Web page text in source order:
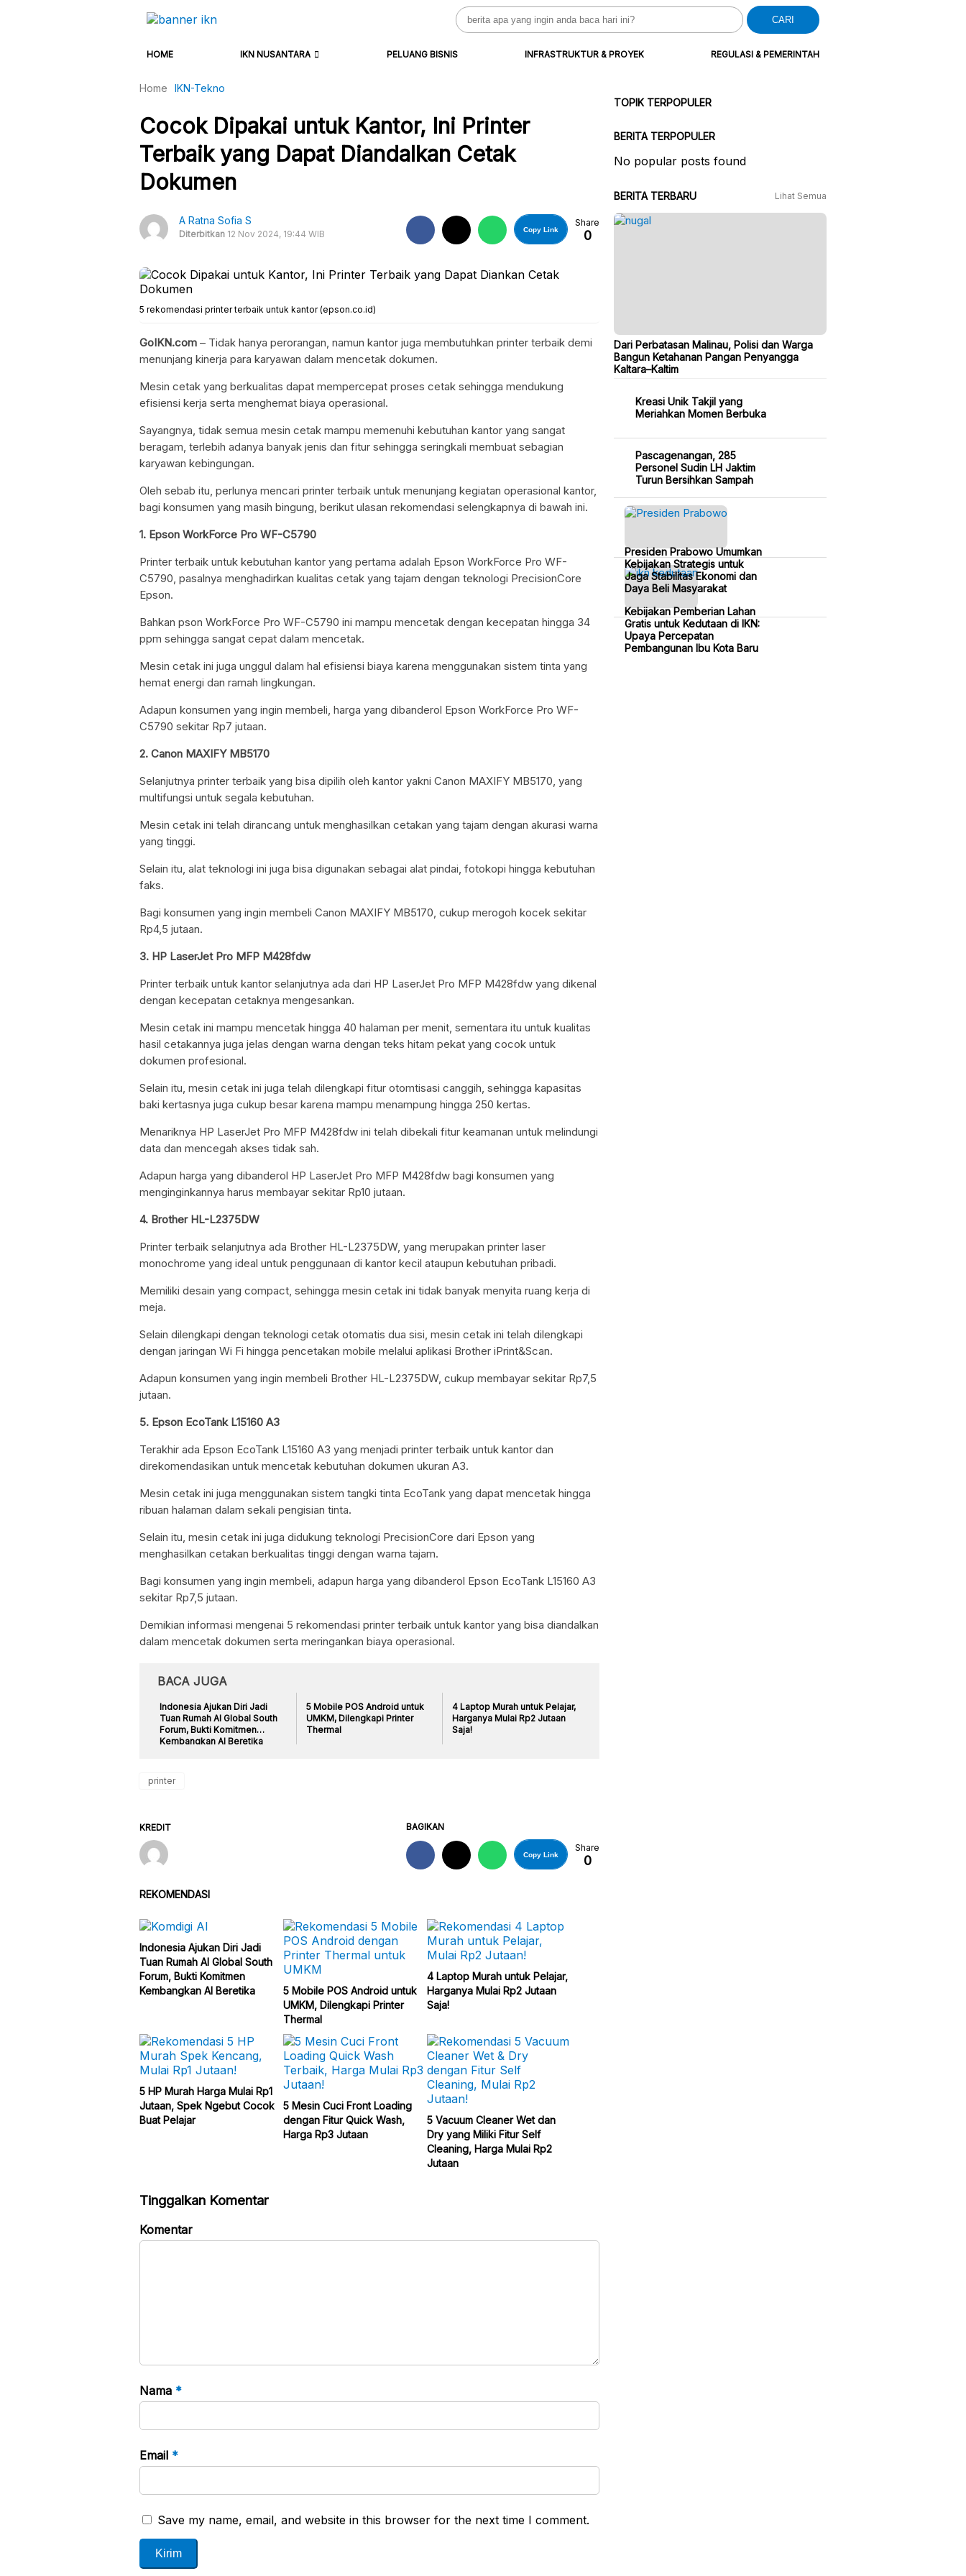
Search
for:
CARI
HOME IKN NUSANTARA PELUANG BISNIS INFRASTRUKTUR & PROYEK REGULASI & PEMERINTAH
Home IKN-Tekno
Cocok Dipakai untuk Kantor, Ini Printer
Terbaik yang Dapat Diandalkan Cetak
Dokumen
A Ratna Sofia S
Diterbitkan 12 Nov 2024, 19:44 WIB Copy Link
Share
0
5 rekomendasi printer terbaik untuk kantor (epson.co.id)
GoIKN.com – Tidak hanya perorangan, namun kantor juga membutuhkan printer terbaik demi
menunjang kinerja para karyawan dalam mencetak dokumen.
Mesin cetak yang berkualitas dapat mempercepat proses cetak sehingga mendukung
efisiensi kerja serta menghemat biaya operasional.
Sayangnya, tidak semua mesin cetak mampu memenuhi kebutuhan kantor yang sangat
beragam, terlebih adanya banyak jenis dan fitur sehingga seringkali membuat sebagian
karyawan kebingungan.
Oleh sebab itu, perlunya mencari printer terbaik untuk menunjang kegiatan operasional kantor,
bagi konsumen yang masih bingung, berikut ulasan rekomendasi selengkapnya di bawah ini.
1. Epson WorkForce Pro WF-C5790
Printer terbaik untuk kebutuhan kantor yang pertama adalah Epson WorkForce Pro WF-
C5790, pasalnya menghadirkan kualitas cetak yang tajam dengan teknologi PrecisionCore
Epson.
Bahkan pson WorkForce Pro WF-C5790 ini mampu mencetak dengan kecepatan hingga 34
ppm sehingga sangat cepat dalam mencetak.
Mesin cetak ini juga unggul dalam hal efisiensi biaya karena menggunakan sistem tinta yang
hemat energi dan ramah lingkungan.
Adapun konsumen yang ingin membeli, harga yang dibanderol Epson WorkForce Pro WF-
C5790 sekitar Rp7 jutaan.
2. Canon MAXIFY MB5170
Selanjutnya printer terbaik yang bisa dipilih oleh kantor yakni Canon MAXIFY MB5170, yang
multifungsi untuk segala kebutuhan.
Mesin cetak ini telah dirancang untuk menghasilkan cetakan yang tajam dengan akurasi warna
yang tinggi.
Selain itu, alat teknologi ini juga bisa digunakan sebagai alat pindai, fotokopi hingga kebutuhan
faks.
Bagi konsumen yang ingin membeli Canon MAXIFY MB5170, cukup merogoh kocek sekitar
Rp4,5 jutaan.
3. HP LaserJet Pro MFP M428fdw
Printer terbaik untuk kantor selanjutnya ada dari HP LaserJet Pro MFP M428fdw yang dikenal
dengan kecepatan cetaknya mengesankan.
Mesin cetak ini mampu mencetak hingga 40 halaman per menit, sementara itu untuk kualitas
hasil cetakannya juga jelas dengan warna dengan teks hitam pekat yang cocok untuk
dokumen profesional.
Selain itu, mesin cetak ini juga telah dilengkapi fitur otomtisasi canggih, sehingga kapasitas
baki kertasnya juga cukup besar karena mampu menampung hingga 250 kertas.
Menariknya HP LaserJet Pro MFP M428fdw ini telah dibekali fitur keamanan untuk melindungi
data dan mencegah akses tidak sah.
Adapun harga yang dibanderol HP LaserJet Pro MFP M428fdw bagi konsumen yang
menginginkannya harus membayar sekitar Rp10 jutaan.
4. Brother HL-L2375DW
Printer terbaik selanjutnya ada Brother HL-L2375DW, yang merupakan printer laser
monochrome yang ideal untuk penggunaan di kantor kecil ataupun kebutuhan pribadi.
Memiliki desain yang compact, sehingga mesin cetak ini tidak banyak menyita ruang kerja di
meja.
Selain dilengkapi dengan teknologi cetak otomatis dua sisi, mesin cetak ini telah dilengkapi
dengan jaringan Wi Fi hingga pencetakan mobile melalui aplikasi Brother iPrint&Scan.
Adapun konsumen yang ingin membeli Brother HL-L2375DW, cukup membayar sekitar Rp7,5
jutaan.
5. Epson EcoTank L15160 A3
Terakhir ada Epson EcoTank L15160 A3 yang menjadi printer terbaik untuk kantor dan
direkomendasikan untuk mencetak kebutuhan dokumen ukuran A3.
Mesin cetak ini juga menggunakan sistem tangki tinta EcoTank yang dapat mencetak hingga
ribuan halaman dalam sekali pengisian tinta.
Selain itu, mesin cetak ini juga didukung teknologi PrecisionCore dari Epson yang
menghasilkan cetakan berkualitas tinggi dengan warna tajam.
Bagi konsumen yang ingin membeli, adapun harga yang dibanderol Epson EcoTank L15160 A3
sekitar Rp7,5 jutaan.
Demikian informasi mengenai 5 rekomendasi printer terbaik untuk kantor yang bisa diandalkan
dalam mencetak dokumen serta meringankan biaya operasional.
BACA JUGA
Indonesia Ajukan Diri Jadi
Tuan Rumah AI Global South
Forum, Bukti Komitmen
Kembangkan AI Beretika
5 Mobile POS Android untuk
UMKM, Dilengkapi Printer
Thermal
4 Laptop Murah untuk Pelajar,
Harganya Mulai Rp2 Jutaan
Saja!
printer
KREDIT BAGIKAN
Copy Link
Share
0
REKOMENDASI
Indonesia Ajukan Diri Jadi
Tuan Rumah AI Global South
Forum, Bukti Komitmen
Kembangkan AI Beretika
5 Mobile POS Android untuk
UMKM, Dilengkapi Printer
Thermal
4 Laptop Murah untuk Pelajar,
Harganya Mulai Rp2 Jutaan
Saja!
5 HP Murah Harga Mulai Rp1
Jutaan, Spek Ngebut Cocok
Buat Pelajar
5 Mesin Cuci Front Loading
dengan Fitur Quick Wash,
Harga Rp3 Jutaan
5 Vacuum Cleaner Wet dan
Dry yang Miliki Fitur Self
Cleaning, Harga Mulai Rp2
Jutaan
Tinggalkan Komentar
Komentar
Nama *
Email *
Save my name, email, and website in this browser for the next time I comment.
TOPIK TERPOPULER
BERITA TERPOPULER
No popular posts found
BERITA TERBARU Lihat Semua
Dari Perbatasan Malinau, Polisi dan Warga
Bangun Ketahanan Pangan Penyangga
Kaltara–Kaltim
Kreasi Unik Takjil yang
Meriahkan Momen Berbuka
Pascagenangan, 285
Personel Sudin LH Jaktim
Turun Bersihkan Sampah
Presiden Prabowo Umumkan
Kebijakan Strategis untuk
Jaga Stabilitas Ekonomi dan
Daya Beli Masyarakat
Kebijakan Pemberian Lahan
Gratis untuk Kedutaan di IKN:
Upaya Percepatan
Pembangunan Ibu Kota Baru